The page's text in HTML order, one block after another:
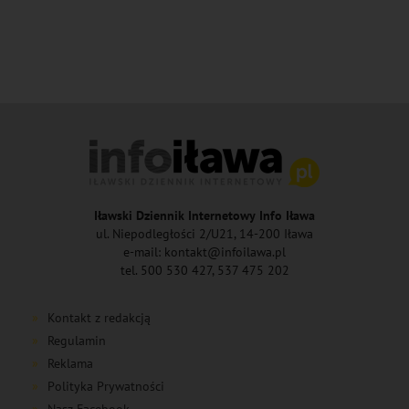
Iławski Dziennik Internetowy Info Iława
ul. Niepodległości 2/U21, 14-200 Iława
e-mail: kontakt@infoilawa.pl
tel. 500 530 427, 537 475 202
Kontakt z redakcją
Regulamin
Reklama
Polityka Prywatności